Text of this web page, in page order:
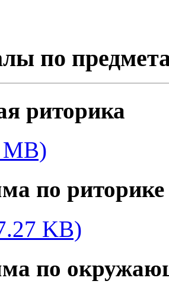
по
риторика
по риторике
KB)
по